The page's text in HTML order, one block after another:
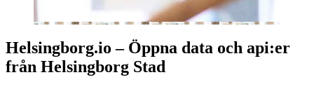
Helsingborg.io – Öppna data och api:er
från Helsingborg Stad